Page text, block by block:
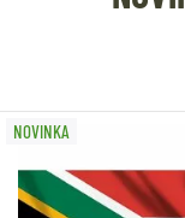
NOVINKA